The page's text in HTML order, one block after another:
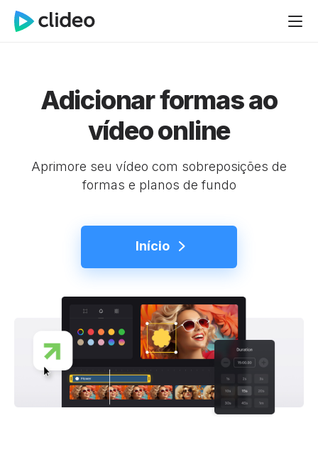
Adicionar formas ao
vídeo online
Aprimore seu vídeo com sobreposições de
formas e planos de fundo
Início